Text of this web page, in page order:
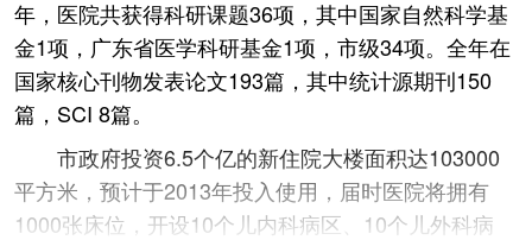
年，医院共获得科研课题36项，其中国家自然科学基
金1项，广东省医学科研基金1项，市级34项。全年在
国家核心刊物发表论文193篇，其中统计源期刊150
篇，SCI 8篇。
市政府投资6.5个亿的新住院大楼面积达103000
平方米，预计于2013年投入使用，届时医院将拥有
1000张床位，开设10个儿内科病区、10个儿外科病